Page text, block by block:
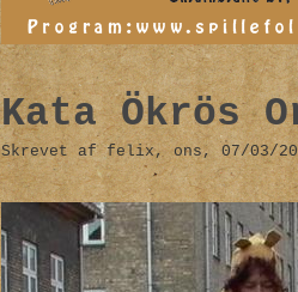
Kata Ökrös
Skrevet af felix, ons, 07/03/